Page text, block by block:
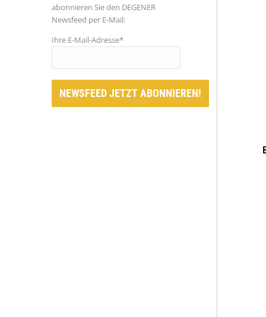
abonnieren Sie den DEGENER
Newsfeed per E-Mail:
Ihre E-Mail-Adresse*